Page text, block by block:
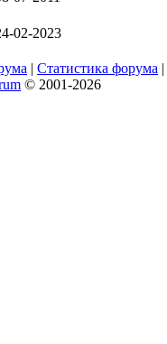
02-2023
| Статистика форума |
© 2001-2026